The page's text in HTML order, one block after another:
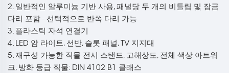
2. 일반적인 알루미늄 기반 사용, 패널당 두 개의 비틀림 및 잠금
다리 포함 - 선택적으로 반쪽 다리 가능
3. 플라스틱 자석 연결기
4. LED 암 라이트, 선반, 슬롯 패널, TV 지지대
5. 재구성 가능한 직물 전시 스탠드, 고해상도, 전체 색상 아트워
크, 방화 등급 직물: DIN 4102 B1 클래스